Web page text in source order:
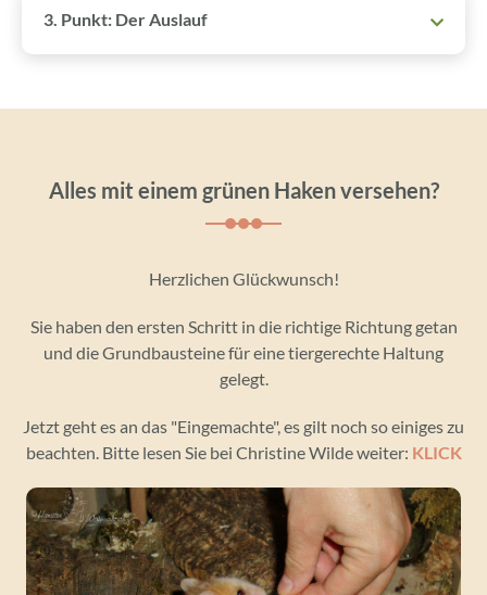
3. Punkt: Der Auslauf
Alles mit einem grünen Haken versehen?
Herzlichen Glückwunsch!
Sie haben den ersten Schritt in die richtige Richtung getan
und die Grundbausteine für eine tiergerechte Haltung
gelegt.
Jetzt geht es an das "Eingemachte", es gilt noch so einiges zu
beachten. Bitte lesen Sie bei Christine Wilde weiter: KLICK